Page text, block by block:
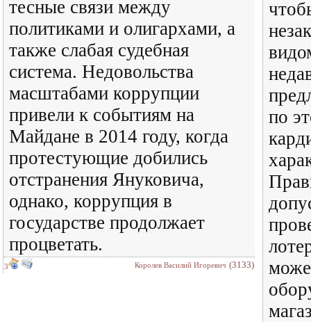
тесные связи между
политиками и олигархами, а
также слабая судебная
система. Недовольства
масштабами коррупции
привели к событиям на
Майдане в 2014 году, когда
протестующие добились
отстранения Януковича,
однако, коррупция в
государстве продолжает
процветать.
3 Королев Василий Игоревич (3133)
по